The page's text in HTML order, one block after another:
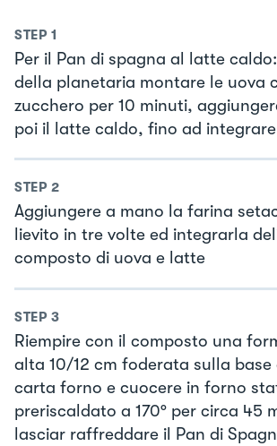
STEP 1
Per il Pan di spagna al latte
della planetaria montare le uova
zucchero per 10 minuti,
poi il latte caldo, fino ad
STEP 2
Aggiungere a mano la farina
lievito in tre volte ed integrarla
composto di uova e latte
STEP 3
Riempire con il composto una
alta 10/12 cm foderata sulla base
carta forno e cuocere in forno
preriscaldato a 170° per circa 45
lasciar raffreddare il Pan di